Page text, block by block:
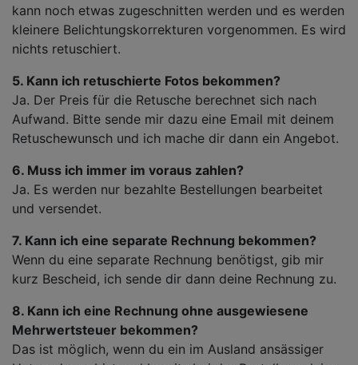
kann noch etwas zugeschnitten werden und es werden
kleinere Belichtungskorrekturen vorgenommen. Es wird
nichts retuschiert.
5. Kann ich retuschierte Fotos bekommen?
Ja. Der Preis für die Retusche berechnet sich nach
Aufwand. Bitte sende mir dazu eine Email mit deinem
Retuschewunsch und ich mache dir dann ein Angebot.
6. Muss ich immer im voraus zahlen?
Ja. Es werden nur bezahlte Bestellungen bearbeitet
und versendet.
7. Kann ich eine separate Rechnung bekommen?
Wenn du eine separate Rechnung benötigst, gib mir
kurz Bescheid, ich sende dir dann deine Rechnung zu.
8. Kann ich eine Rechnung ohne ausgewiesene
Mehrwertsteuer bekommen?
Das ist möglich, wenn du ein im Ausland ansässiger